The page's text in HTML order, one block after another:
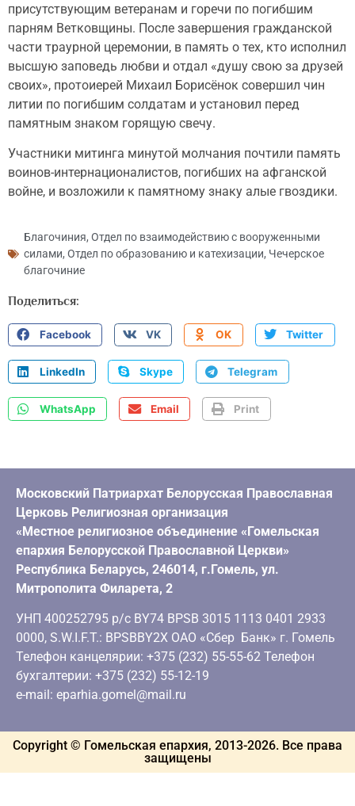
присутствующим ветеранам и горечи по погибшим
парням Ветковщины. После завершения гражданской
части траурной церемонии, в память о тех, кто исполнил
высшую заповедь любви и отдал «душу свою за друзей
своих», протоиерей Михаил Борисёнок совершил чин
литии по погибшим солдатам и установил перед
памятным знаком горящую свечу.
Участники митинга минутой молчания почтили память
воинов-интернационалистов, погибших на афганской
войне, и возложили к памятному знаку алые гвоздики.
Благочиния, Отдел по взаимодействию с вооруженными
силами, Отдел по образованию и катехизации, Чечерское
благочиние
Поделиться:
Facebook VK OK Twitter
LinkedIn Skype Telegram
WhatsApp Email Print
Московский Патриархат Белорусская Православная
Церковь Религиозная организация
«Местное религиозное объединение «Гомельская
епархия Белорусской Православной Церкви»
Республика Беларусь, 246014, г.Гомель, ул.
Митрополита Филарета, 2
УНП 400252795 р/с BY74 BPSB 3015 1113 0401 2933
0000, S.W.I.F.T.: BPSBBY2X ОАО «Сбер Банк» г. Гомель
Телефон канцелярии: +375 (232) 55-55-62 Телефон
бухгалтерии: +375 (232) 55-12-19
e-mail: eparhia.gomel@mail.ru
Copyright © Гомельская епархия, 2013-2026. Все права
защищены